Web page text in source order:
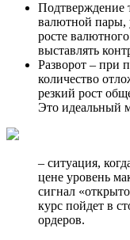
Подтверждение
валютной пары,
росте
выставлять
Разворот – при
количество
резкий рост
Это идеальный
– ситуация,
цене уровень
сигнал
курс пойдет в
ордеров.